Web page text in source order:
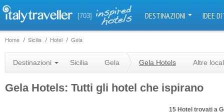
[703] DESTINAZIONI IDEE
Home Sicilia Hotel Gela
Destinazioni Sicilia Gela Gela Hotels Altre
Gela Hotels: Tutti gli hotel che ispirano
15 Hotel trovati a